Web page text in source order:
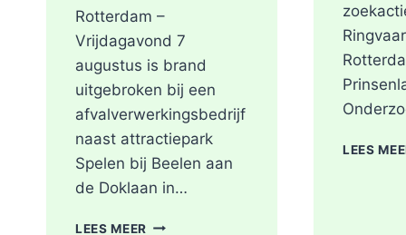
Rotterdam –
Vrijdagavond 7
augustus is brand
uitgebroken bij een
afvalverwerkingsbedrijf
naast attractiepark
Spelen bij Beelen aan
de Doklaan in…
LEES MEER GRIP2
LEES